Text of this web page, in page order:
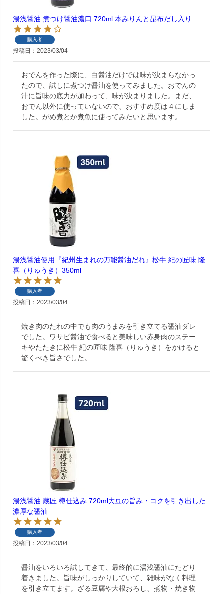
湯浅醤油 煮つけ醤油濃口 720ml 本みりんと昆布だし入り
購入者
投稿日 2023/03/04
おでんを作った際に、白醤油だけでは味が決まらなかっ
たので、試しに煮つけ醤油を使ってみました。おでんの
汁に旨味の底力が加わって、味が決まりました。まだ、
おでん以外に使っていないので、おすすめ度は４にしま
した。がめ煮とか煮魚に使ってみたいと思います。
湯浅醤油使用『紀州生まれの万能醤油だれ』松牛 紀の匠味 隆
喜（りゅうき）350ml
購入者
投稿日 2023/03/04
焼き肉のたれの中でも肉のうまみを引き立てる醤油ダレ
でした。ワサビ醤油で食べると美味しい赤身肉のステー
キやたたきに松牛 紀の匠味 隆喜（りゅうき）をかけると
驚くべき旨さでした。
湯浅醤油 蔵匠 樽仕込み 720ml大豆の旨み・コクを引き出した
濃厚な醤油
購入者
投稿日 2023/03/04
醤油をいろいろ試してきて、最終的に湯浅醤油にたどり
着きました。旨味がしっかりしていて、雑味がなく料理
を引き立てます。ざる豆腐や大根おろし、煮物・焼き物